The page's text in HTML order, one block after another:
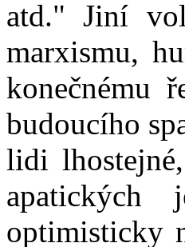
atd." Jiní
marxismu,
konečnému
budoucího
lidi
apatických
optimisticky